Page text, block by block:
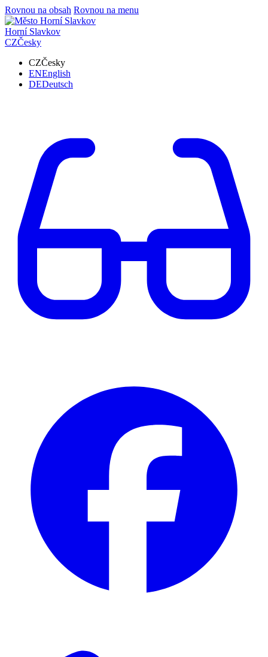
Rovnou na obsah Rovnou na menu
Horní Slavkov
CZČesky
CZČesky
ENEnglish
DEDeutsch